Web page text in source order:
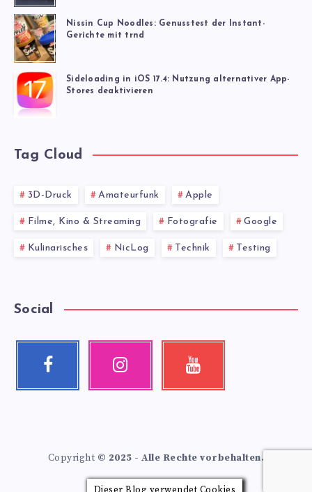
Nissin Cup Noodles: Genusstest der Instant-
Gerichte mit trnd
Sideloading in iOS 17.4: Nutzung alternativer App-
Stores deaktivieren
Tag Cloud
3D-Druck Amateurfunk Apple
Filme, Kino & Streaming Fotografie Google
Kulinarisches NicLog Technik Testing
Social
Facebook Instagram Youtube
Copyright © 2025 - Alle Rechte vorbehalten.